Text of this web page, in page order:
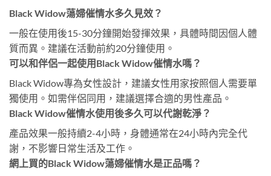
Black Widow蕩婦催情水多久見效？
一般在使用後15-30分鐘開始發揮效果，具體時間因個人體
質而異。建議在活動前約20分鐘使用。
可以和伴侶一起使用Black Widow催情水嗎？
Black Widow專為女性設計，建議女性用家按照個人需要單
獨使用。如需伴侶同用，建議選擇合適的男性產品。
Black Widow催情水使用後多久可以代謝乾淨？
產品效果一般持續2-4小時，身體通常在24小時內完全代
謝，不影響日常生活及工作。
網上買的Black Widow蕩婦催情水是正品嗎？